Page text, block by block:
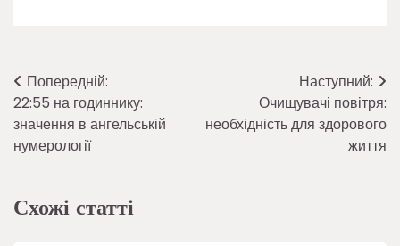
Навігація
записів
Попередній:
22:55 на годиннику:
значення в ангельській
нумерології
Наступний:
Очищувачі повітря:
необхідність для здорового
життя
Схожі статті